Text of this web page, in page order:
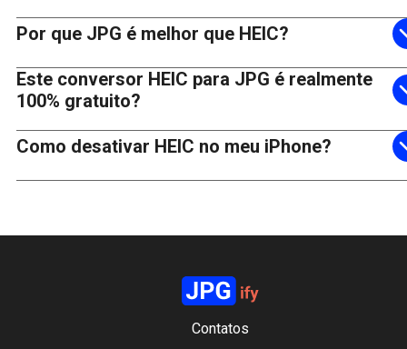
Por que JPG é melhor que HEIC?
Este conversor HEIC para JPG é realmente
100% gratuito?
Como desativar HEIC no meu iPhone?
Contatos